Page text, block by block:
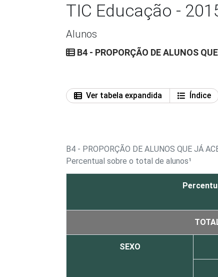
TIC Educação -
Alunos
B4 - PROPORÇÃO DE ALUNOS
Ver tabela expandida
Índice
B4 - PROPORÇÃO DE ALUNOS QUE JÁ
Percentual sobre o total de alunos¹
SEXO